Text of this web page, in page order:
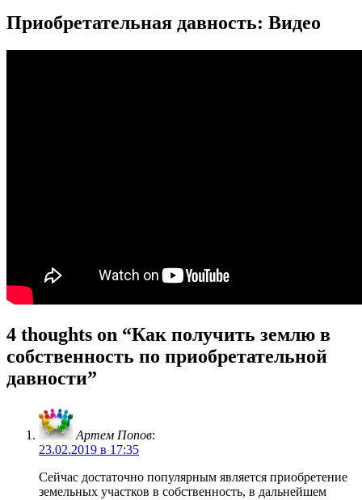
Приобретательная давность: Видео
4 thoughts on “Как получить землю в
собственность по приобретательной
давности”
Артем Попов:
23.02.2019 в 17:35
Сейчас достаточно популярным является приобретение
земельных участков в собственность, в дальнейшем